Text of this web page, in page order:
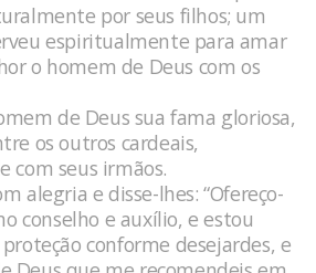
por seus filhos; um
espiritualmente para amar
o homem de Deus com os
de Deus sua fama gloriosa,
os outros cardeais,
com seus irmãos.
alegria e disse-lhes: “Ofereço-
conselho e auxílio, e estou
conforme desejardes, e